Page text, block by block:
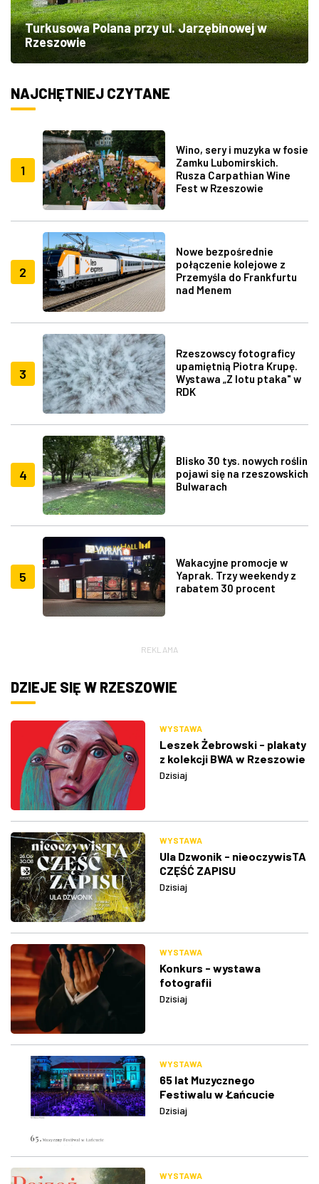
Turkusowa Polana przy ul. Jarzębinowej w
Rzeszowie
NAJCHĘTNIEJ CZYTANE
1
Wino, sery i muzyka w fosie
Zamku Lubomirskich.
Rusza Carpathian Wine
Fest w Rzeszowie
2
Nowe bezpośrednie
połączenie kolejowe z
Przemyśla do Frankfurtu
nad Menem
3
Rzeszowscy fotograficy
upamiętnią Piotra Krupę.
Wystawa „Z lotu ptaka" w
RDK
4
Blisko 30 tys. nowych roślin
pojawi się na rzeszowskich
Bulwarach
5
Wakacyjne promocje w
Yaprak. Trzy weekendy z
rabatem 30 procent
REKLAMA
DZIEJE SIĘ W RZESZOWIE
WYSTAWA
Leszek Żebrowski - plakaty
z kolekcji BWA w Rzeszowie
Dzisiaj
WYSTAWA
Ula Dzwonik - nieoczywisTA
CZĘŚĆ ZAPISU
Dzisiaj
WYSTAWA
Konkurs - wystawa
fotografii
Dzisiaj
WYSTAWA
65 lat Muzycznego
Festiwalu w Łańcucie
Dzisiaj
WYSTAWA